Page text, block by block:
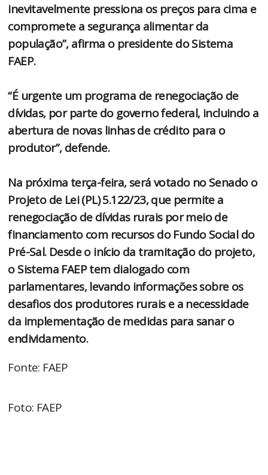
inevitavelmente pressiona os preços para cima e
compromete a segurança alimentar da
população”, afirma o presidente do Sistema
FAEP.
“É urgente um programa de renegociação de
dívidas, por parte do governo federal, incluindo a
abertura de novas linhas de crédito para o
produtor”, defende.
Na próxima terça-feira, será votado no Senado o
Projeto de Lei (PL) 5.122/23, que permite a
renegociação de dívidas rurais por meio de
financiamento com recursos do Fundo Social do
Pré-Sal. Desde o início da tramitação do projeto,
o Sistema FAEP tem dialogado com
parlamentares, levando informações sobre os
desafios dos produtores rurais e a necessidade
da implementação de medidas para sanar o
endividamento.
Fonte: FAEP
Foto: FAEP